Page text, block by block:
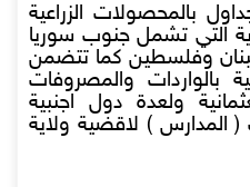
بالمحصولات الزراعية
التي تشمل جنوب سوريا
وفلسطين كما تتضمن
بالواردات والمصروفات
ولعدة دول اجنبية
المدارس ) لاقضية ولاية